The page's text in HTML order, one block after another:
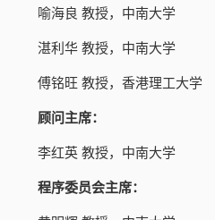
喻海良 教授，中南大学
湛利华 教授，中南大学
傅铭旺 教授，香港理工大学
顾问主席：
李红英 教授，中南大学
程序委员会主席：